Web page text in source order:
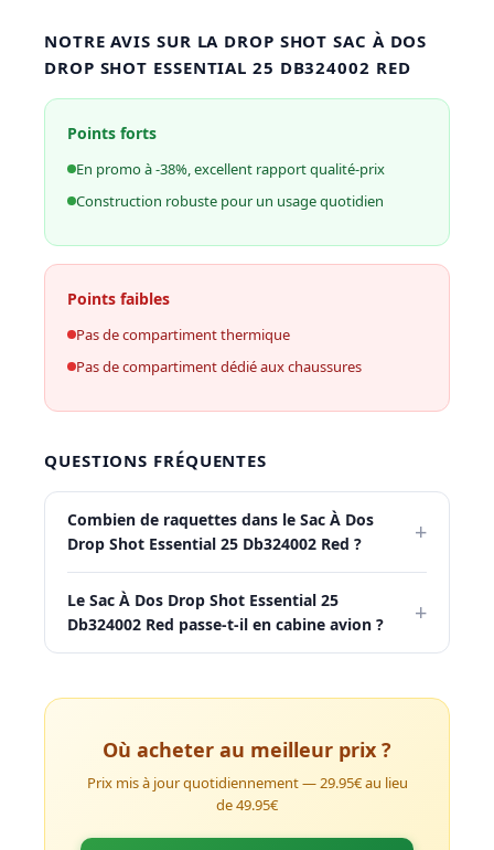
NOTRE AVIS SUR LA DROP SHOT SAC À DOS
DROP SHOT ESSENTIAL 25 DB324002 RED
Points forts
En promo à -38%, excellent rapport qualité-prix
Construction robuste pour un usage quotidien
Points faibles
Pas de compartiment thermique
Pas de compartiment dédié aux chaussures
QUESTIONS FRÉQUENTES
Combien de raquettes dans le Sac À Dos
Drop Shot Essential 25 Db324002 Red ?
+
Le Sac À Dos Drop Shot Essential 25
Db324002 Red passe-t-il en cabine avion ?
+
Où acheter au meilleur prix ?
Prix mis à jour quotidiennement — 29.95€ au lieu
de 49.95€